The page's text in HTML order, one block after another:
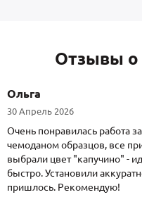
Отзывы о
Ольга
30 Апрель 2026
Очень понравилась работа
чемоданом образцов, все
выбрали цвет "капучино" -
быстро. Установили
пришлось. Рекомендую!